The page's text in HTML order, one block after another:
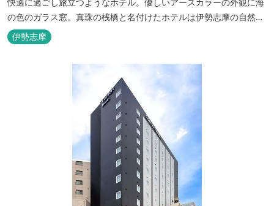
の色のガラス窓。真珠の桟橋と名付けたホテルは伊勢志摩の自然保
護への思いか省エネルギーへの工夫と設備を備えています。 和食・
イタリアンレストランがございます。 また、宿泊のお客様は途中出
伊勢志摩